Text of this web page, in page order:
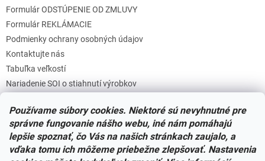
Používame súbory cookies. Niektoré sú nevyhnutné pre
správne fungovanie nášho webu, iné nám pomáhajú
lepšie spoznať, čo Vás na našich stránkach zaujalo, a
vďaka tomu ich môžeme priebežne zlepšovať. Nastavenia
Formulár ODSTÚPENIE OD ZMLUVY
Formulár REKLÁMACIE
Podmienky ochrany osobných údajov
Kontaktujte nás
Tabuľka veľkostí
Nariadenie SOI o stiahnutí výrobkov
Zásady súborov COOKIES